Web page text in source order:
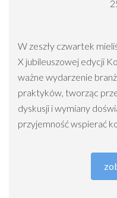
W zeszły czwartek
X jubileuszowej edycji
ważne wydarzenie
praktyków, tworząc
dyskusji i wymiany
przyjemność wspierać